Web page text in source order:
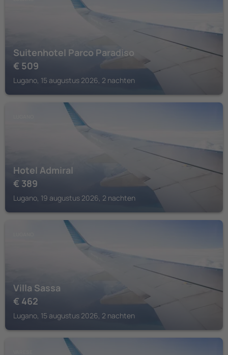
Suitenhotel Parco Paradiso
€ 509
Lugano, 15 augustus 2026, 2 nachten
Hotel Admiral
€ 389
Lugano, 19 augustus 2026, 2 nachten
Villa Sassa
€ 462
Lugano, 15 augustus 2026, 2 nachten